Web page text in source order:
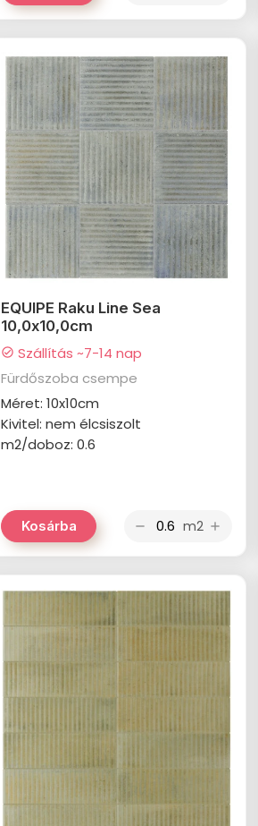
EQUIPE Raku Line Sea
10,0x10,0cm
check_circle Szállítás ~7-14 nap
Fürdőszoba csempe
Méret: 10x10cm
Kivitel: nem élcsiszolt
m2/doboz: 0.6
Kosárba remove m2 add